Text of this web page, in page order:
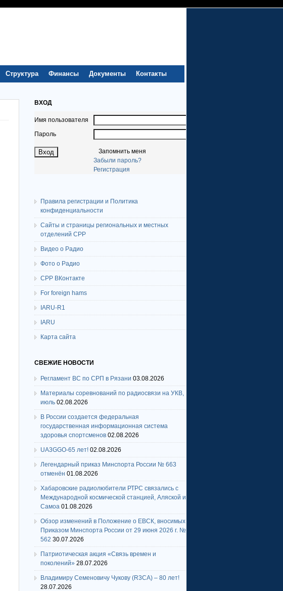
Структура Финансы Документы Контакты
ВХОД
Имя пользователя
Пароль
Запомнить меня
Забыли пароль?
Регистрация
Правила регистрации и Политика
конфиденциальности
Сайты и страницы региональных и местных
отделений СРР
Видео о Радио
Фото о Радио
СРР ВКонтакте
For foreign hams
IARU-R1
IARU
Карта сайта
СВЕЖИЕ НОВОСТИ
Регламент ВС по СРП в Рязани 03.08.2026
Материалы соревнований по радиосвязи на УКВ,
июль 02.08.2026
В России создается федеральная
государственная информационная система
здоровья спортсменов 02.08.2026
UA3GGO-65 лет! 02.08.2026
Легендарный приказ Минспорта России № 663
отменён 01.08.2026
Хабаровские радиолюбители РТРС связались с
Международной космической станцией, Аляской и
Самоа 01.08.2026
Обзор изменений в Положение о ЕВСК, вносимых
Приказом Минспорта России от 29 июня 2026 г. №
562 30.07.2026
Патриотическая акция «Связь времен и
поколений» 28.07.2026
Владимиру Семеновичу Чукову (R3CA) – 80 лет!
28.07.2026